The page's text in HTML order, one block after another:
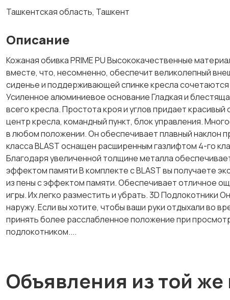
Ташкентская область, Ташкент
Описание
Кожаная обивка PRIME PU Высококачественные
вместе, что, несомненно, обеспечит великолепный
сиденье и поддерживающей спинке кресла
Усиленное алюминиевое основание Гладкая и
всего кресла. Простота кроя и углов придает
центр кресла, командный пункт, блок управления.
в любом положении. Он обеспечивает плавный наклон
класса BLAST оснащен расширенным газлифтом 4-го
Благодаря увеличенной толщине металла
эффектом памяти В комплекте с BLAST вы получаете
из пены с эффектом памяти. Обеспечивает отличное
игры. Их легко разместить и убрать. 3D Подлокотники
наружу. Если вы хотите, чтобы ваши руки отдыхали во
принять более расслабленное положение при
подлокотником....
Объявления из той же